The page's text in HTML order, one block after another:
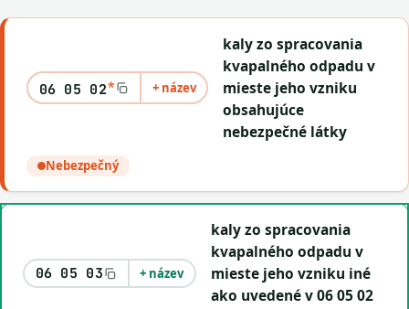
06 05 02* + název
kaly zo spracovania
kvapalného odpadu v
mieste jeho vzniku
obsahujúce
nebezpečné látky
Nebezpečný
06 05 03 + název
kaly zo spracovania
kvapalného odpadu v
mieste jeho vzniku iné
ako uvedené v 06 05 02